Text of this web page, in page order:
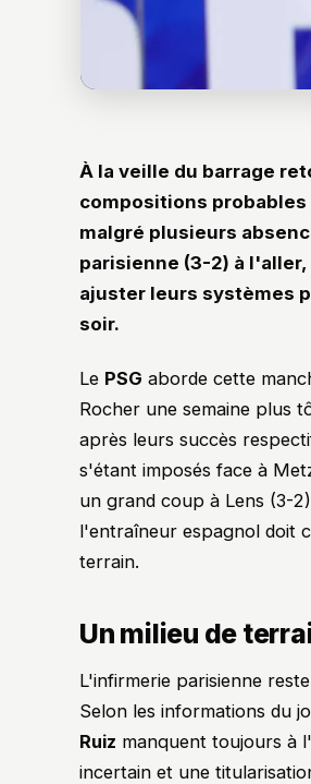
À la veille du barrage
compositions probables
malgré plusieurs
parisienne (3-2) à
ajuster leurs systèmes
soir.
Le PSG aborde cette
Rocher une semaine plus
après leurs succès
s'étant imposés face à
un grand coup à Lens (3-
l'entraîneur espagnol doit
terrain.
Un milieu de
L'infirmerie parisienne
Selon les informations du
Ruiz manquent toujours à
incertain et une